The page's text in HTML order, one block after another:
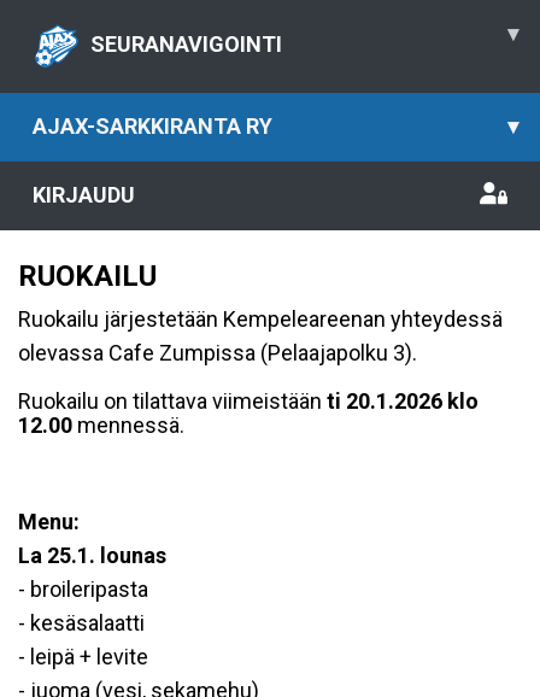
SEURANAVIGOINTI ▾
AJAX-SARKKIRANTA RY ▾
KIRJAUDU
RUOKAILU
Ruokailu järjestetään Kempeleareenan yhteydessä
olevassa Cafe Zumpissa (Pelaajapolku 3).
Ruokailu on tilattava viimeistään ti 20.1.2026 klo
12.00 mennessä.
Menu:
La 25.1. lounas
- broileripasta
- kesäsalaatti
- leipä + levite
- juoma (vesi, sekamehu)